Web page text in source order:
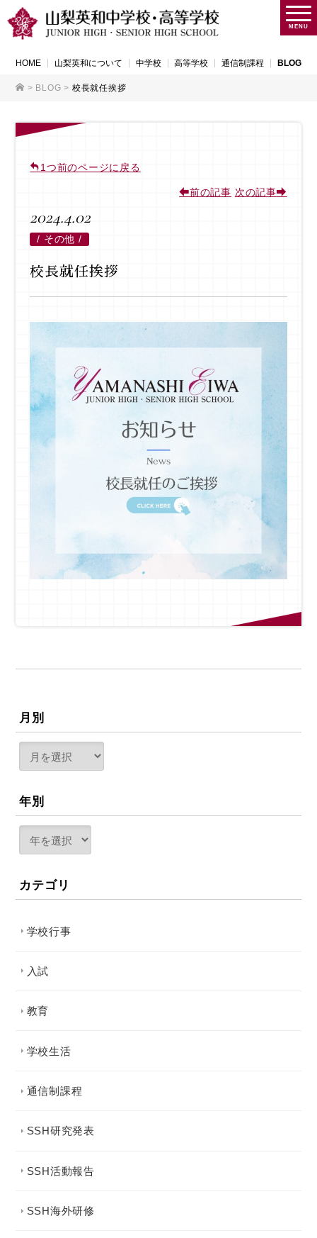
MENU
HOME 山梨英和について 中学校 高等学校 通信制課程 BLOG
> BLOG > 校長就任挨拶
1つ前のページに戻る
前の記事 次の記事
2024.4.02
/ その他 /
校長就任挨拶
月別
年別
カテゴリ
学校行事
入試
教育
学校生活
通信制課程
SSH研究発表
SSH活動報告
SSH海外研修